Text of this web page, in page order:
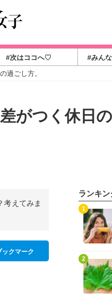
#次はココへ♡ #みん
過ごし方。
がつく休日の
考えてみま
ックマーク
ランキ
1
2